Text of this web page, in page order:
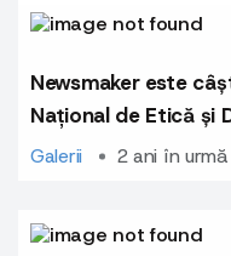
Newsmaker este
Național de Etică și
2020.jpg
Galerii 2 ani în urmă